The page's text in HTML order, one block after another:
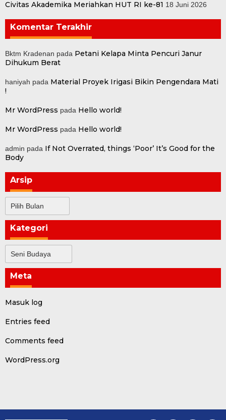
Civitas Akademika Meriahkan HUT RI ke-81 18 Juni 2026
Komentar Terakhir
Bktm Kradenan pada Petani Kelapa Minta Pencuri Janur
Dihukum Berat
haniyah pada Material Proyek Irigasi Bikin Pengendara Mati
!
Mr WordPress pada Hello world!
Mr WordPress pada Hello world!
admin pada If Not Overrated, things ‘Poor’ It’s Good for the
Body
Arsip
Kategori
Meta
Masuk log
Entries feed
Comments feed
WordPress.org